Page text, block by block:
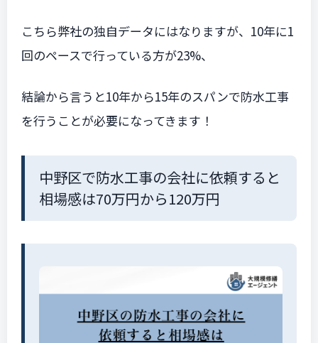
こちら弊社の独自データにはなりますが、10年に1
回のペースで行っている方が23%、
結論から言うと10年から15年のスパンで防水工事
を行うことが必要になってきます！
中野区で防水工事の会社に依頼すると
相場感は70万円から120万円